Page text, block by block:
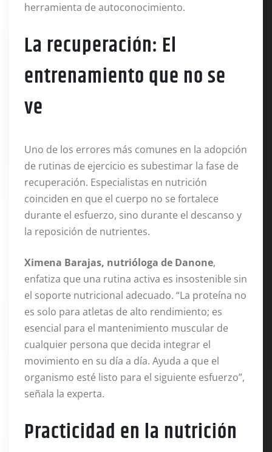
herramienta de autoconocimiento.
La recuperación: El
entrenamiento que no se
ve
Uno de los errores más comunes en la adopción
de rutinas de ejercicio es subestimar la fase de
recuperación. Especialistas en nutrición
coinciden en que el cuerpo no se fortalece
durante el esfuerzo, sino durante el descanso y
la reposición de nutrientes.
Ximena Barajas, nutrióloga de Danone,
enfatiza que una rutina activa es insostenible sin
el soporte nutricional adecuado. “La proteína no
es solo para atletas de alto rendimiento; es
esencial para el mantenimiento muscular de
cualquier persona que decida integrar el
movimiento en su día a día. Ayuda a que el
organismo esté listo para el siguiente esfuerzo”,
señala la experta.
Practicidad en la nutrición